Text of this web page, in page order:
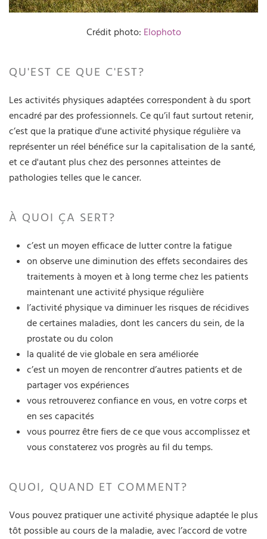
Crédit photo: Elophoto
QU'EST CE QUE C'EST?
Les activités physiques adaptées correspondent à du sport
encadré par des professionnels. Ce qu’il faut surtout retenir,
c’est que la pratique d'une activité physique régulière va
représenter un réel bénéfice sur la capitalisation de la santé,
et ce d'autant plus chez des personnes atteintes de
pathologies telles que le cancer.
À QUOI ÇA SERT?
c’est un moyen efficace de lutter contre la fatigue
on observe une diminution des effets secondaires des
traitements à moyen et à long terme chez les patients
maintenant une activité physique régulière
l’activité physique va diminuer les risques de récidives
de certaines maladies, dont les cancers du sein, de la
prostate ou du colon
la qualité de vie globale en sera améliorée
c’est un moyen de rencontrer d’autres patients et de
partager vos expériences
vous retrouverez confiance en vous, en votre corps et
en ses capacités
vous pourrez être fiers de ce que vous accomplissez et
vous constaterez vos progrès au fil du temps.
QUOI, QUAND ET COMMENT?
Vous pouvez pratiquer une activité physique adaptée le plus
tôt possible au cours de la maladie, avec l’accord de votre